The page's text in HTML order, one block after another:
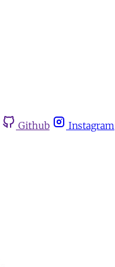
Github Instagram